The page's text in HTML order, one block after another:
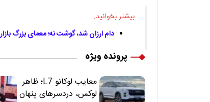
بیشتر بخوانید:
دام ارزان شد، گوشت نه؛ معمای بزرگ بازار
پرونده ویژه
معایب لوکانو L7؛ ظاهر
لوکس، دردسرهای پنهان